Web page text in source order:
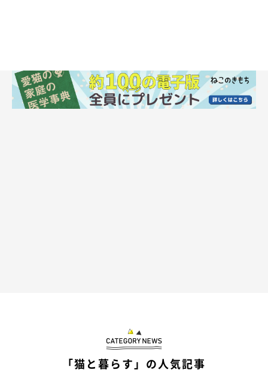
・猫の唾液や糞尿、皮脂腺などに存在する
「猫と暮らす」の人気記事